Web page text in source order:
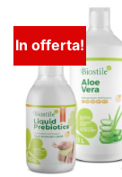
In offerta!